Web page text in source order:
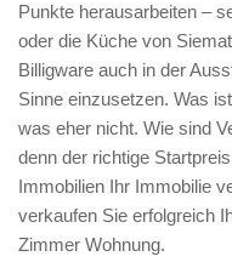
Punkte herausarbeiten –
oder die Küche von
Billigware auch in der
Sinne einzusetzen. Was
was eher nicht. Wie sind
denn der richtige
Immobilien Ihr Immobilie
verkaufen Sie erfolgreich
Zimmer Wohnung.